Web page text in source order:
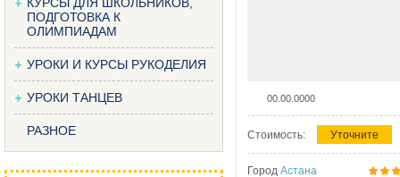
ПОДГОТОВКА К
ОЛИМПИАДАМ
УРОКИ И КУРСЫ РУКОДЕЛИЯ
УРОКИ ТАНЦЕВ
РАЗНОЕ
00.00.0000
Стоимость: Уточните
Город Астана